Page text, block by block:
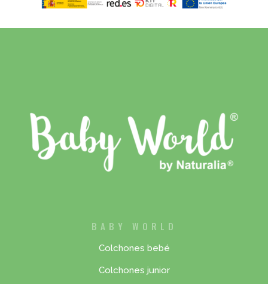
BABY WORLD
Colchones bebé
Colchones junior